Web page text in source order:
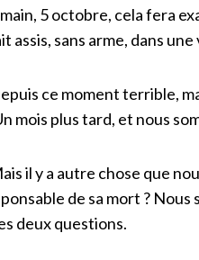
5 octobre, cela fera
assis, sans arme, dans
ce moment terrible,
mois plus tard, et nous
il y a autre chose que
de sa mort ?
deux questions.